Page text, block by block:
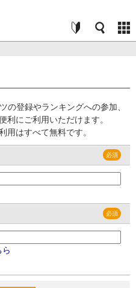
の登録やランキングへの参加、
利にご利用いただけます。
用はすべて無料です。